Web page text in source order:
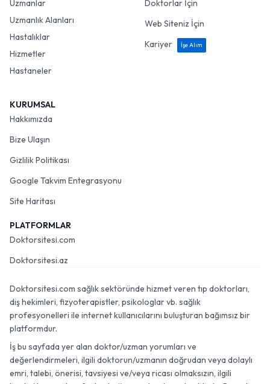
Uzmanlar
Uzmanlık Alanları
Hastalıklar
Hizmetler
Hastaneler
Doktorlar İçin
Web Siteniz İçin
Kariyer
İşe Alım
KURUMSAL
Hakkımızda
Bize Ulaşın
Gizlilik Politikası
Google Takvim Entegrasyonu
Site Haritası
PLATFORMLAR
Doktorsitesi.com
Doktorsitesi.az
Doktorsitesi.com sağlık sektöründe hizmet veren tıp doktorları,
diş hekimleri, fizyoterapistler, psikologlar vb. sağlık
profesyonelleri ile internet kullanıcılarını buluşturan bağımsız bir
platformdur.
İş bu sayfada yer alan doktor/uzman yorumları ve
değerlendirmeleri, ilgili doktorun/uzmanın doğrudan veya dolaylı
emri, talebi, önerisi, tavsiyesi ve/veya ricası olmaksızın, ilgili